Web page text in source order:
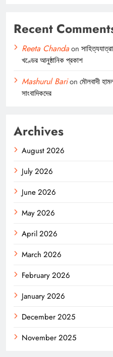
Recent
Reeta Chandaon
খণ্ডের আনুষ্ঠানিক প্রকাশ
Mashurul Barion মৌলবাদী
সাংবাদিকদের
Archives
August 2026
July 2026
June 2026
May 2026
April 2026
March 2026
February 2026
January 2026
December 2025
November 2025